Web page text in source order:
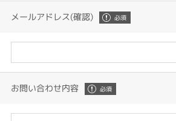
メールアドレス(確認)
お問い合わせ内容